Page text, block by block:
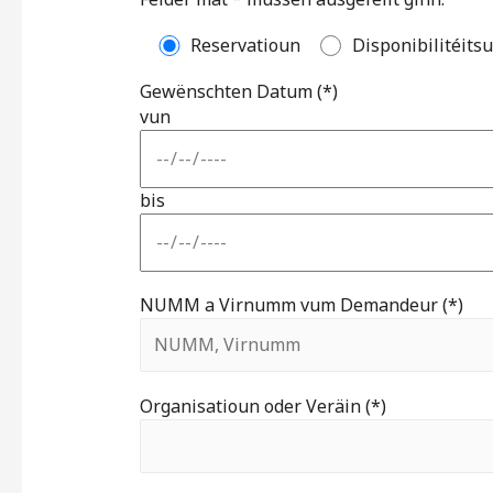
Reservatioun
Gewënschten Datum (*)
vun
bis
NUMM a Virnumm vum Demandeur (*)
Organisatioun oder Veräin (*)